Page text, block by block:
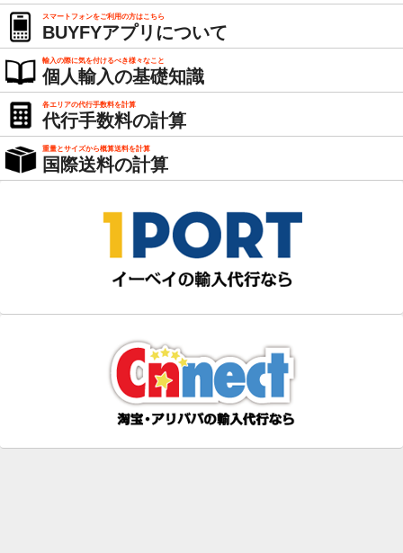
スマートフォンをご利用の方はこちら
BUYFYアプリについて
輸入の際に気を付けるべき様々なこと
個人輸入の基礎知識
各エリアの代行手数料を計算
代行手数料の計算
重量とサイズから概算送料を計算
国際送料の計算